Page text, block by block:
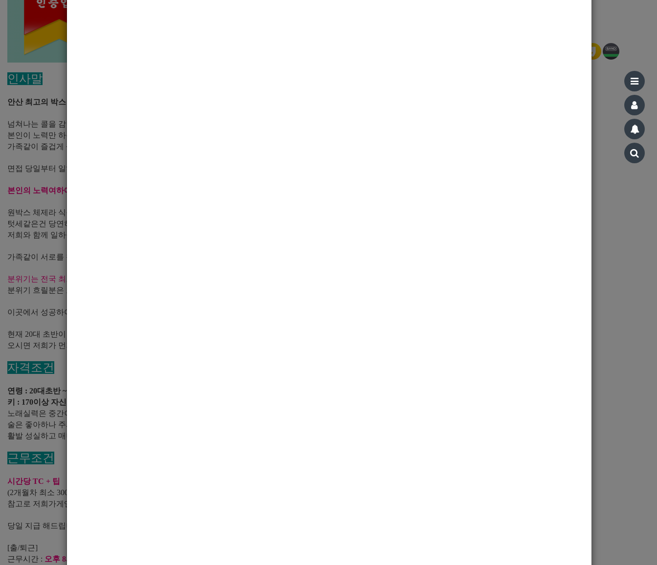
인사말
안산 최고의 박스 모델
넘쳐나는 콜을 감당못해 가족같이 일하실 안산호빠 선수님들을 모십니다.
본인이 노력만 하신다면 월수입 보장 자신있으며, 저희와 함께
가족같이 즐겁게 생활하며 미래를 계획하실 분들을 모집합니다.
면접 당일부터 일하실 수 있으며 한달안에 정착할 수 있도록 도와드리겠습니다.
본인의 노력여하에 따라 월 1000만원도 가능한 직업입니다.
원박스 체제라 식구끼리 초이스 보고 식구끼리 같은 방을 들어가므로,
텃세같은건 당연히 없구요. 성격좋으시고 상대방 배려하고 존중할줄 아는 분이여야
저희와 함께 일하실수 있습니다.
가족같이 서로를 챙겨주며 형 동생하며, 서로 윈윈하도록 모두가 노력하고 있습니다.
분위기는 전국 최고라고 장담합니다.
분위기 흐릴분은 오지마시고, 성질없고, 주사없고, 정직하고 성실하고 의리있는분만 받습니다.
이곳에서 성공하여 이 일을 그만두더라도 평생 형 동생 하며 지낼 가족 모집합니다.
현재 20대 초반이 막내이며 가장 많으신 분이 40대 초반입니다.
오시면 저희가 먼저 챙겨드리니 소외감 느끼지 않고 즐겁게 일하시면, 됩니다.
자격조건
연령 : 20대초반 ~ 30대 후반
키 : 170이상 자신만의 매력과 끼를 가지신 미남형
노래실력은 중간이상
술은 좋아하나 주사 없으신분
활발 성실하고 매너있고 의리 있으신분만
근무조건
시간당 TC + 팁
(2개월차 최소 300이상 받을수 있게 도와드립니다.)
참고로 저희가게엔 300미만 버는 친구는 없어요.
당일 지급 해드립니다.
[출/퇴근]
근무시간 : 오후 8시 ~ 오전7시